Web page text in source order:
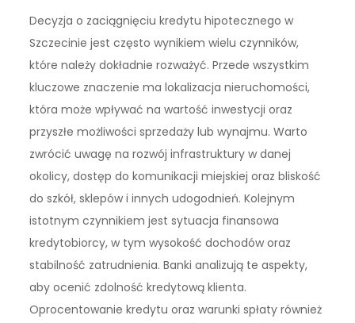
Decyzja o zaciągnięciu kredytu hipotecznego w
Szczecinie jest często wynikiem wielu czynników,
które należy dokładnie rozważyć. Przede wszystkim
kluczowe znaczenie ma lokalizacja nieruchomości,
która może wpływać na wartość inwestycji oraz
przyszłe możliwości sprzedaży lub wynajmu. Warto
zwrócić uwagę na rozwój infrastruktury w danej
okolicy, dostęp do komunikacji miejskiej oraz bliskość
do szkół, sklepów i innych udogodnień. Kolejnym
istotnym czynnikiem jest sytuacja finansowa
kredytobiorcy, w tym wysokość dochodów oraz
stabilność zatrudnienia. Banki analizują te aspekty,
aby ocenić zdolność kredytową klienta.
Oprocentowanie kredytu oraz warunki spłaty również